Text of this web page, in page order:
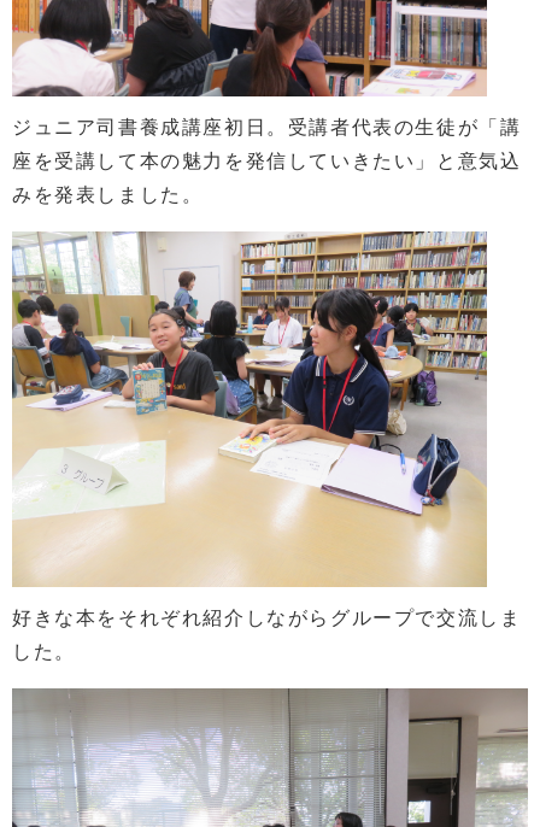
ジュニア司書養成講座初日。受講者代表の生徒が「講
座を受講して本の魅力を発信していきたい」と意気込
みを発表しました。
好きな本をそれぞれ紹介しながらグループで交流しま
した。